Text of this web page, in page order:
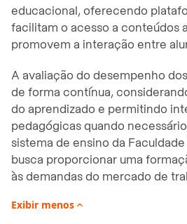
educacional, oferecendo
facilitam o acesso a conteúdos
promovem a interação entre
A avaliação do desempenho
de forma contínua,
do aprendizado e permitindo
pedagógicas quando
sistema de ensino da
busca proporcionar uma
às demandas do mercado de
Exibir menos 